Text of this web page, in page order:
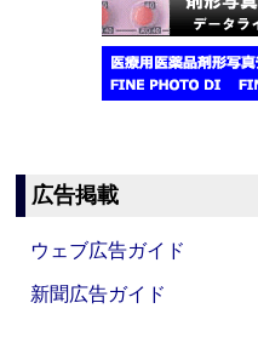
広告掲載
ウェブ広告ガイド
新聞広告ガイド